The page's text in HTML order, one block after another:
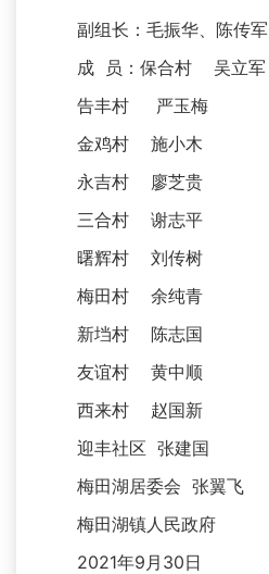
副组长：毛振华、陈传军
成 员：保合村 吴立军
告丰村 严玉梅
金鸡村 施小木
永吉村 廖芝贵
三合村 谢志平
曙辉村 刘传树
梅田村 余纯青
新垱村 陈志国
友谊村 黄中顺
西来村 赵国新
迎丰社区 张建国
梅田湖居委会 张翼飞
梅田湖镇人民政府
2021年9月30日